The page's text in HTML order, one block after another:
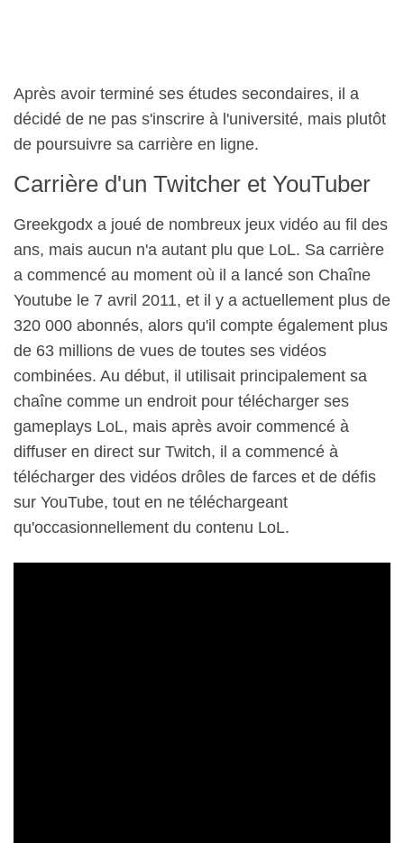
Après avoir terminé ses études secondaires, il a
décidé de ne pas s'inscrire à l'université, mais plutôt
de poursuivre sa carrière en ligne.
Carrière d'un Twitcher et YouTuber
Greekgodx a joué de nombreux jeux vidéo au fil des
ans, mais aucun n'a autant plu que LoL. Sa carrière
a commencé au moment où il a lancé son Chaîne
Youtube le 7 avril 2011, et il y a actuellement plus de
320 000 abonnés, alors qu'il compte également plus
de 63 millions de vues de toutes ses vidéos
combinées. Au début, il utilisait principalement sa
chaîne comme un endroit pour télécharger ses
gameplays LoL, mais après avoir commencé à
diffuser en direct sur Twitch, il a commencé à
télécharger des vidéos drôles de farces et de défis
sur YouTube, tout en ne téléchargeant
qu'occasionnellement du contenu LoL.